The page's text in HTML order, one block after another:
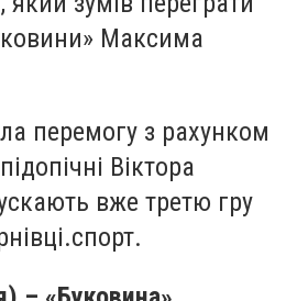
Максима
перемогу з рахунком
Віктора
вже третю гру